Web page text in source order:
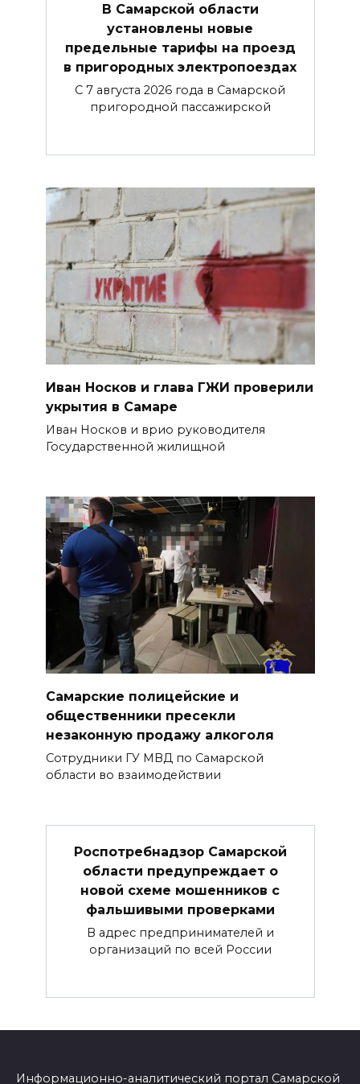
В Самарской области
установлены новые
предельные тарифы на проезд
в пригородных электропоездах
С 7 августа 2026 года в Самарской
пригородной пассажирской
Иван Носков и глава ГЖИ проверили
укрытия в Самаре
Иван Носков и врио руководителя
Государственной жилищной
Самарские полицейские и
общественники пресекли
незаконную продажу алкоголя
Сотрудники ГУ МВД по Самарской
области во взаимодействии
Роспотребнадзор Самарской
области предупреждает о
новой схеме мошенников с
фальшивыми проверками
В адрес предпринимателей и
организаций по всей России
Информационно-аналитический портал Самарской